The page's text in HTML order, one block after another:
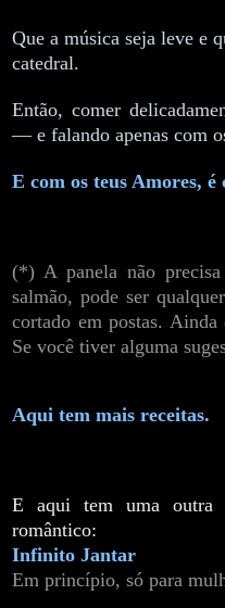
Que a música seja leve e
catedral.
Então, comer
— e falando apenas com
E com os teus Amores, é
(*) A panela não
salmão, pode ser
cortado em postas. Ainda
Se você tiver alguma
Aqui tem mais receitas.
E aqui tem uma outra
romântico:
Infinito Jantar
Em princípio, só para